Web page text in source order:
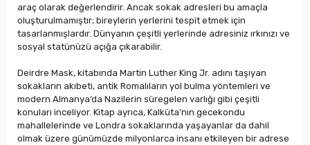
araç olarak değerlendirir. Ancak sokak adresleri bu amaçla
oluşturulmamıştır; bireylerin yerlerini tespit etmek için
tasarlanmışlardır. Dünyanın çeşitli yerlerinde adresiniz ırkınızı ve
sosyal statünüzü açığa çıkarabilir.
Deirdre Mask, kitabında Martin Luther King Jr. adını taşıyan
sokakların akıbeti, antik Romalıların yol bulma yöntemleri ve
modern Almanya’da Nazilerin süregelen varlığı gibi çeşitli
konuları inceliyor. Kitap ayrıca, Kalküta’nın gecekondu
mahallelerinde ve Londra sokaklarında yaşayanlar da dahil
olmak üzere günümüzde milyonlarca insanı etkileyen bir adrese